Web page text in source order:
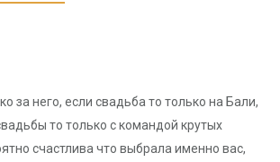
за него, если свадьба то только на Бали,
то только с командой крутых
счастлива что выбрала именно вас,